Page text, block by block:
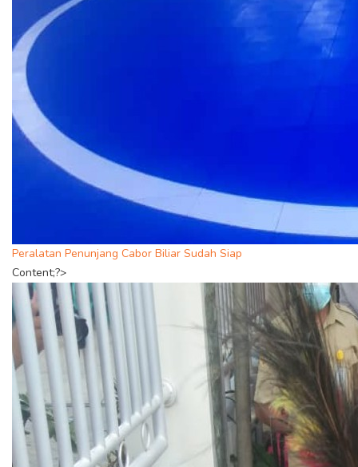
Peralatan Penunjang Cabor Biliar Sudah Siap
Content;?>